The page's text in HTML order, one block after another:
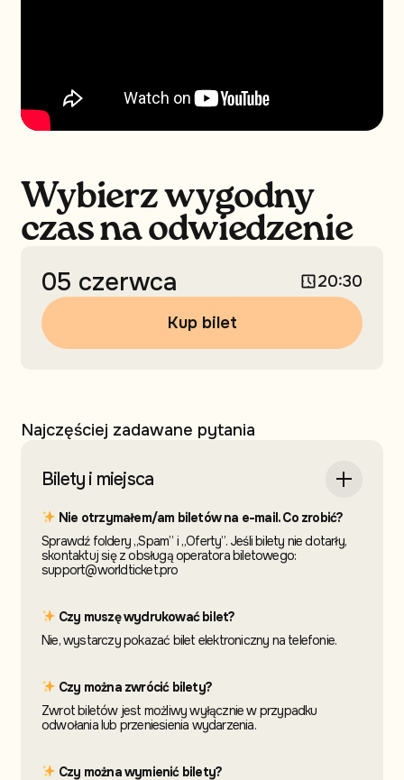
Wybierz wygodny
czas na odwiedzenie
05 czerwca
20:30
Kup bilet
Najczęściej zadawane pytania
Bilety i miejsca
Nie otrzymałem/am biletów na e-mail. Co zrobić?
Sprawdź foldery „Spam” i „Oferty”. Jeśli bilety nie dotarły,
skontaktuj się z obsługą operatora biletowego:
support@worldticket.pro
Czy muszę wydrukować bilet?
Nie, wystarczy pokazać bilet elektroniczny na telefonie.
Czy można zwrócić bilety?
Zwrot biletów jest możliwy wyłącznie w przypadku
odwołania lub przeniesienia wydarzenia.
Czy można wymienić bilety?